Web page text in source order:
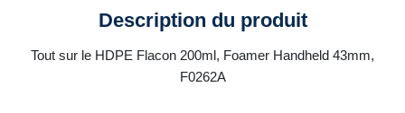
Description du produit
Tout sur le HDPE Flacon 200ml, Foamer Handheld 43mm,
F0262A